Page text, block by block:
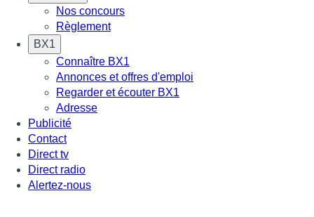
Nos concours
Règlement
BX1
Connaître BX1
Annonces et offres d'emploi
Regarder et écouter BX1
Adresse
Publicité
Contact
Direct tv
Direct radio
Alertez-nous